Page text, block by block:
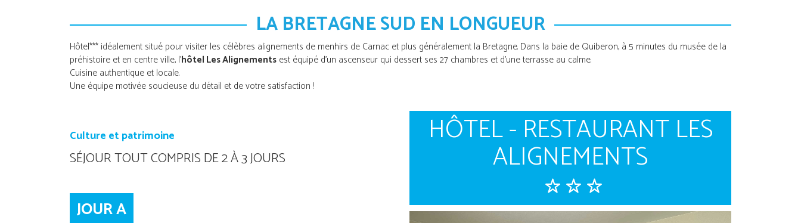
LA BRETAGNE SUD EN LONGUEUR
Hôtel*** idéalement situé pour visiter les célèbres alignements de menhirs de Carnac et plus généralement la Bretagne. Dans la baie de Quiberon, à 5 minutes du musée de la
préhistoire et en centre ville, l'hôtel Les Alignements est équipé d'un ascenseur qui dessert ses 27 chambres et d'une terrasse au calme.
Cuisine authentique et locale.
Une équipe motivée soucieuse du détail et de votre satisfaction !
Culture et patrimoine
SÉJOUR TOUT COMPRIS DE 2 À 3 JOURS
JOUR A
HÔTEL - RESTAURANT LES
ALIGNEMENTS